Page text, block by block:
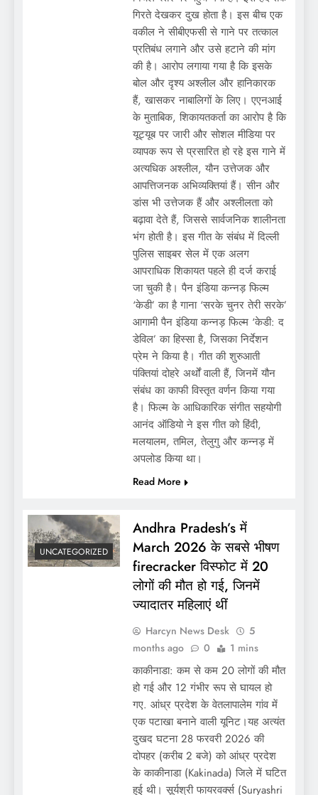
गिरते देखकर दुख होता है। इस बीच एक
वकील ने सीबीएफसी से गाने पर तत्काल
प्रतिबंध लगाने और उसे हटाने की मांग
की है। आरोप लगाया गया है कि इसके
बोल और दृश्य अश्लील और हानिकारक
हैं, खासकर नाबालिगों के लिए। एएनआई
के मुताबिक, शिकायतकर्ता का आरोप है कि
यूट्यूब पर जारी और सोशल मीडिया पर
व्यापक रूप से प्रसारित हो रहे इस गाने में
अत्यधिक अश्लील, यौन उत्तेजक और
आपत्तिजनक अभिव्यक्तियां हैं। सीन और
डांस भी उत्तेजक हैं और अश्लीलता को
बढ़ावा देते हैं, जिससे सार्वजनिक शालीनता
भंग होती है। इस गीत के संबंध में दिल्ली
पुलिस साइबर सेल में एक अलग
आपराधिक शिकायत पहले ही दर्ज कराई
जा चुकी है। पैन इंडिया कन्नड़ फिल्म
‘केडी’ का है गाना ‘सरके चुनर तेरी सरके’
आगामी पैन इंडिया कन्नड़ फिल्म ‘केडी: द
डेविल’ का हिस्सा है, जिसका निर्देशन
प्रेम ने किया है। गीत की शुरुआती
पंक्तियां दोहरे अर्थों वाली हैं, जिनमें यौन
संबंध का काफी विस्तृत वर्णन किया गया
है। फिल्म के आधिकारिक संगीत सहयोगी
आनंद ऑडियो ने इस गीत को हिंदी,
मलयालम, तमिल, तेलुगु और कन्नड़ में
अपलोड किया था।
Read More
UNCATEGORIZED
Andhra Pradesh’s में
March 2026 के सबसे भीषण
firecracker विस्फोट में 20
लोगों की मौत हो गई, जिनमें
ज्यादातर महिलाएं थीं
Harcyn News Desk
5
months ago
0 1 mins
काकीनाडा: कम से कम 20 लोगों की मौत
हो गई और 12 गंभीर रूप से घायल हो
गए. आंध्र प्रदेश के वेतलापालेम गांव में
एक पटाखा बनाने वाली यूनिट।यह अत्यंत
दुखद घटना 28 फरवरी 2026 की
दोपहर (करीब 2 बजे) को आंध्र प्रदेश
के काकीनाडा (Kakinada) जिले में घटित
हुई थी। सूर्यश्री फायरवर्क्स (Suryashri